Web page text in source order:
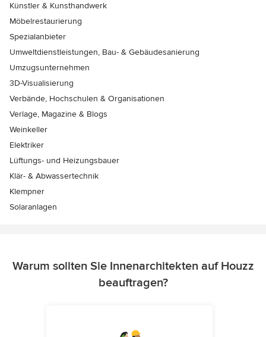
Künstler & Kunsthandwerk
Möbelrestaurierung
Spezialanbieter
Umweltdienstleistungen, Bau- & Gebäudesanierung
Umzugsunternehmen
3D-Visualisierung
Verbände, Hochschulen & Organisationen
Verlage, Magazine & Blogs
Weinkeller
Elektriker
Lüftungs- und Heizungsbauer
Klär- & Abwassertechnik
Klempner
Solaranlagen
Warum sollten Sie Innenarchitekten auf Houzz
beauftragen?